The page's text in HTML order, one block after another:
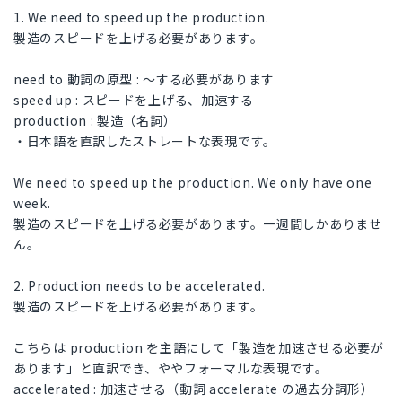
1. We need to speed up the production.
製造のスピードを上げる必要があります。
need to 動詞の原型 : 〜する必要があります
speed up : スピードを上げる、加速する
production : 製造（名詞）
・日本語を直訳したストレートな表現です。
We need to speed up the production. We only have one
week.
製造のスピードを上げる必要があります。一週間しかありませ
ん。
2. Production needs to be accelerated.
製造のスピードを上げる必要があります。
こちらは production を主語にして「製造を加速させる必要が
あります」と直訳でき、ややフォーマルな表現です。
accelerated : 加速させる（動詞 accelerate の過去分詞形）